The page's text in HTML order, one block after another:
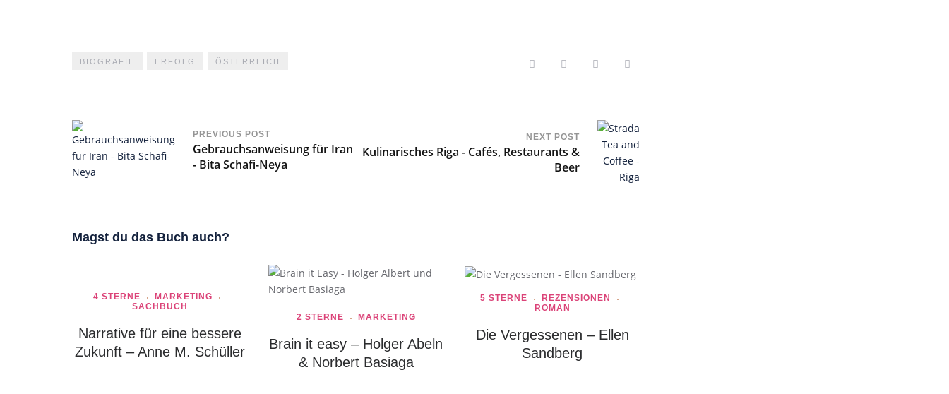
BIOGRAFIE ERFOLG ÖSTERREICH
PREVIOUS POST
Gebrauchsanweisung für Iran
- Bita Schafi-Neya
NEXT POST
Kulinarisches Riga - Cafés, Restaurants &
Beer
Magst du das Buch auch?
4 STERNE
MARKETING
SACHBUCH
Narrative für eine bessere
Zukunft – Anne M. Schüller
2 STERNE MARKETING
Brain it easy – Holger Abeln
& Norbert Basiaga
5 STERNE
REZENSIONEN
ROMAN
Die Vergessenen – Ellen
Sandberg